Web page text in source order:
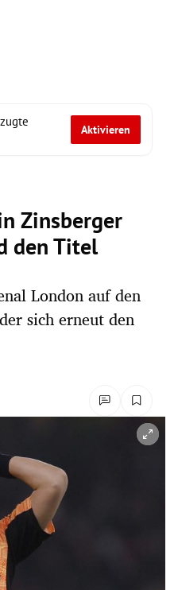
Aktivieren
Zinsberger
den Titel
London auf den
sich erneut den